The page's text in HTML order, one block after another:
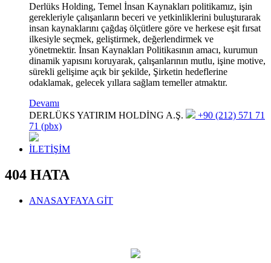
Derlüks Holding, Temel İnsan Kaynakları politikamız, işin
gerekleriyle çalışanların beceri ve yetkinliklerini buluşturarak
insan kaynaklarını çağdaş ölçütlere göre ve herkese eşit fırsat
ilkesiyle seçmek, geliştirmek, değerlendirmek ve
yönetmektir. İnsan Kaynakları Politikasının amacı, kurumun
dinamik yapısını koruyarak, çalışanlarının mutlu, işine motive,
sürekli gelişime açık bir şekilde, Şirketin hedeflerine
odaklamak, gelecek yıllara sağlam temeller atmaktır.
Devamı
DERLÜKS YATIRIM HOLDİNG A.Ş.
+90 (212) 571 71
71 (pbx)
İLETİŞİM
404 HATA
ANASAYFAYA GİT